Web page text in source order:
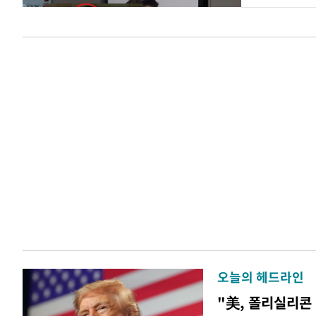
오늘의 헤드라인
"美, 폴리실리콘